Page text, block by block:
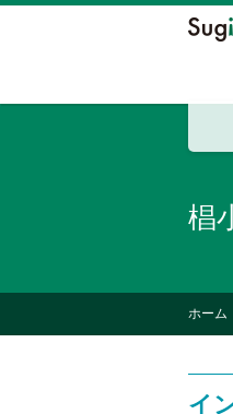
椙
ホーム
イ